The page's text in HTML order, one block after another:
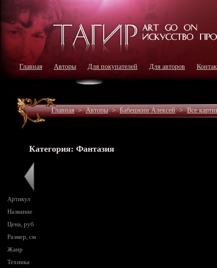
Главная Авторы Для покупателей Для авторов
Главная>Авторы>Бабешкин Алексей>Все
Категория: Фантазия
Артикул
Название
Цена, руб
Размер, см
Жанр
Техника